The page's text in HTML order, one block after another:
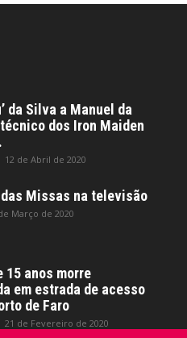
da Silva a Manuel da
dos Iron Maiden
12 de Abril de 2020
Missas na televisão
Março de 2020
15 anos morre
em estrada de acesso
de Faro
21 de Fevereiro de 2020